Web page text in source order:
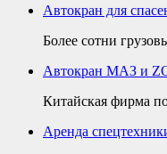
Автокран для
Более сотни
Автокран МАЗ и
Китайская фирма
Аренда